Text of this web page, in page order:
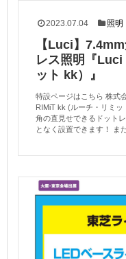
2023.07.04 照明
【Luci】
レス照明『Luci
ット kk）』
特設ページはこちら 株式
RIMiT kk (ルーチ・リミ
角の直見せできるドット
となく設置できます！ ま